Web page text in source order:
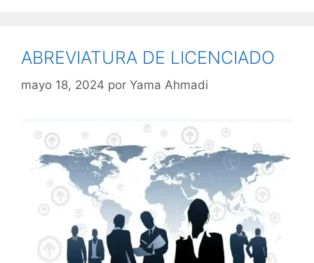
ABREVIATURA DE LICENCIADO
mayo 18, 2024 por Yama Ahmadi